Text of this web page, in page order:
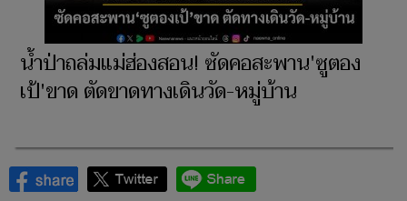
น้ำป่าถล่มแม่ฮ่องสอน! ซัดคอสะพาน'ซูตอง
เป้'ขาด ตัดขาดทางเดินวัด-หมู่บ้าน